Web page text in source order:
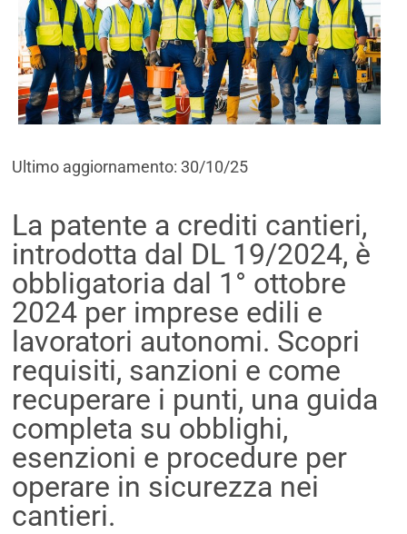
Ultimo aggiornamento: 30/10/25
La patente a crediti cantieri,
introdotta dal DL 19/2024, è
obbligatoria dal 1° ottobre
2024 per imprese edili e
lavoratori autonomi. Scopri
requisiti, sanzioni e come
recuperare i punti, una guida
completa su obblighi,
esenzioni e procedure per
operare in sicurezza nei
cantieri.